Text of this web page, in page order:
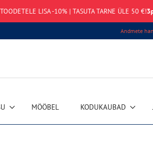
LISA -10% | TASUTA TARNE ÜLE 50 €!3
Andmete
MÖÖBEL KODUKAUBAD